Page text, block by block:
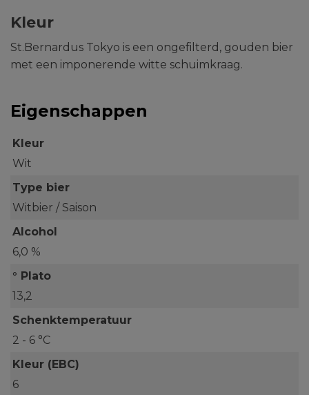
Kleur
St.Bernardus Tokyo is een ongefilterd, gouden bier
met een imponerende witte schuimkraag.
Eigenschappen
Kleur
Wit
Type bier
Witbier / Saison
Alcohol
6,0 %
° Plato
13,2
Schenktemperatuur
2 - 6 °C
Kleur (EBC)
6